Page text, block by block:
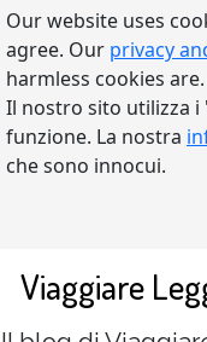
Our website uses
agree. Our privacy
harmless cookies are.
Il nostro sito utilizza i
funzione. La nostra
che sono innocui.
Viaggiare